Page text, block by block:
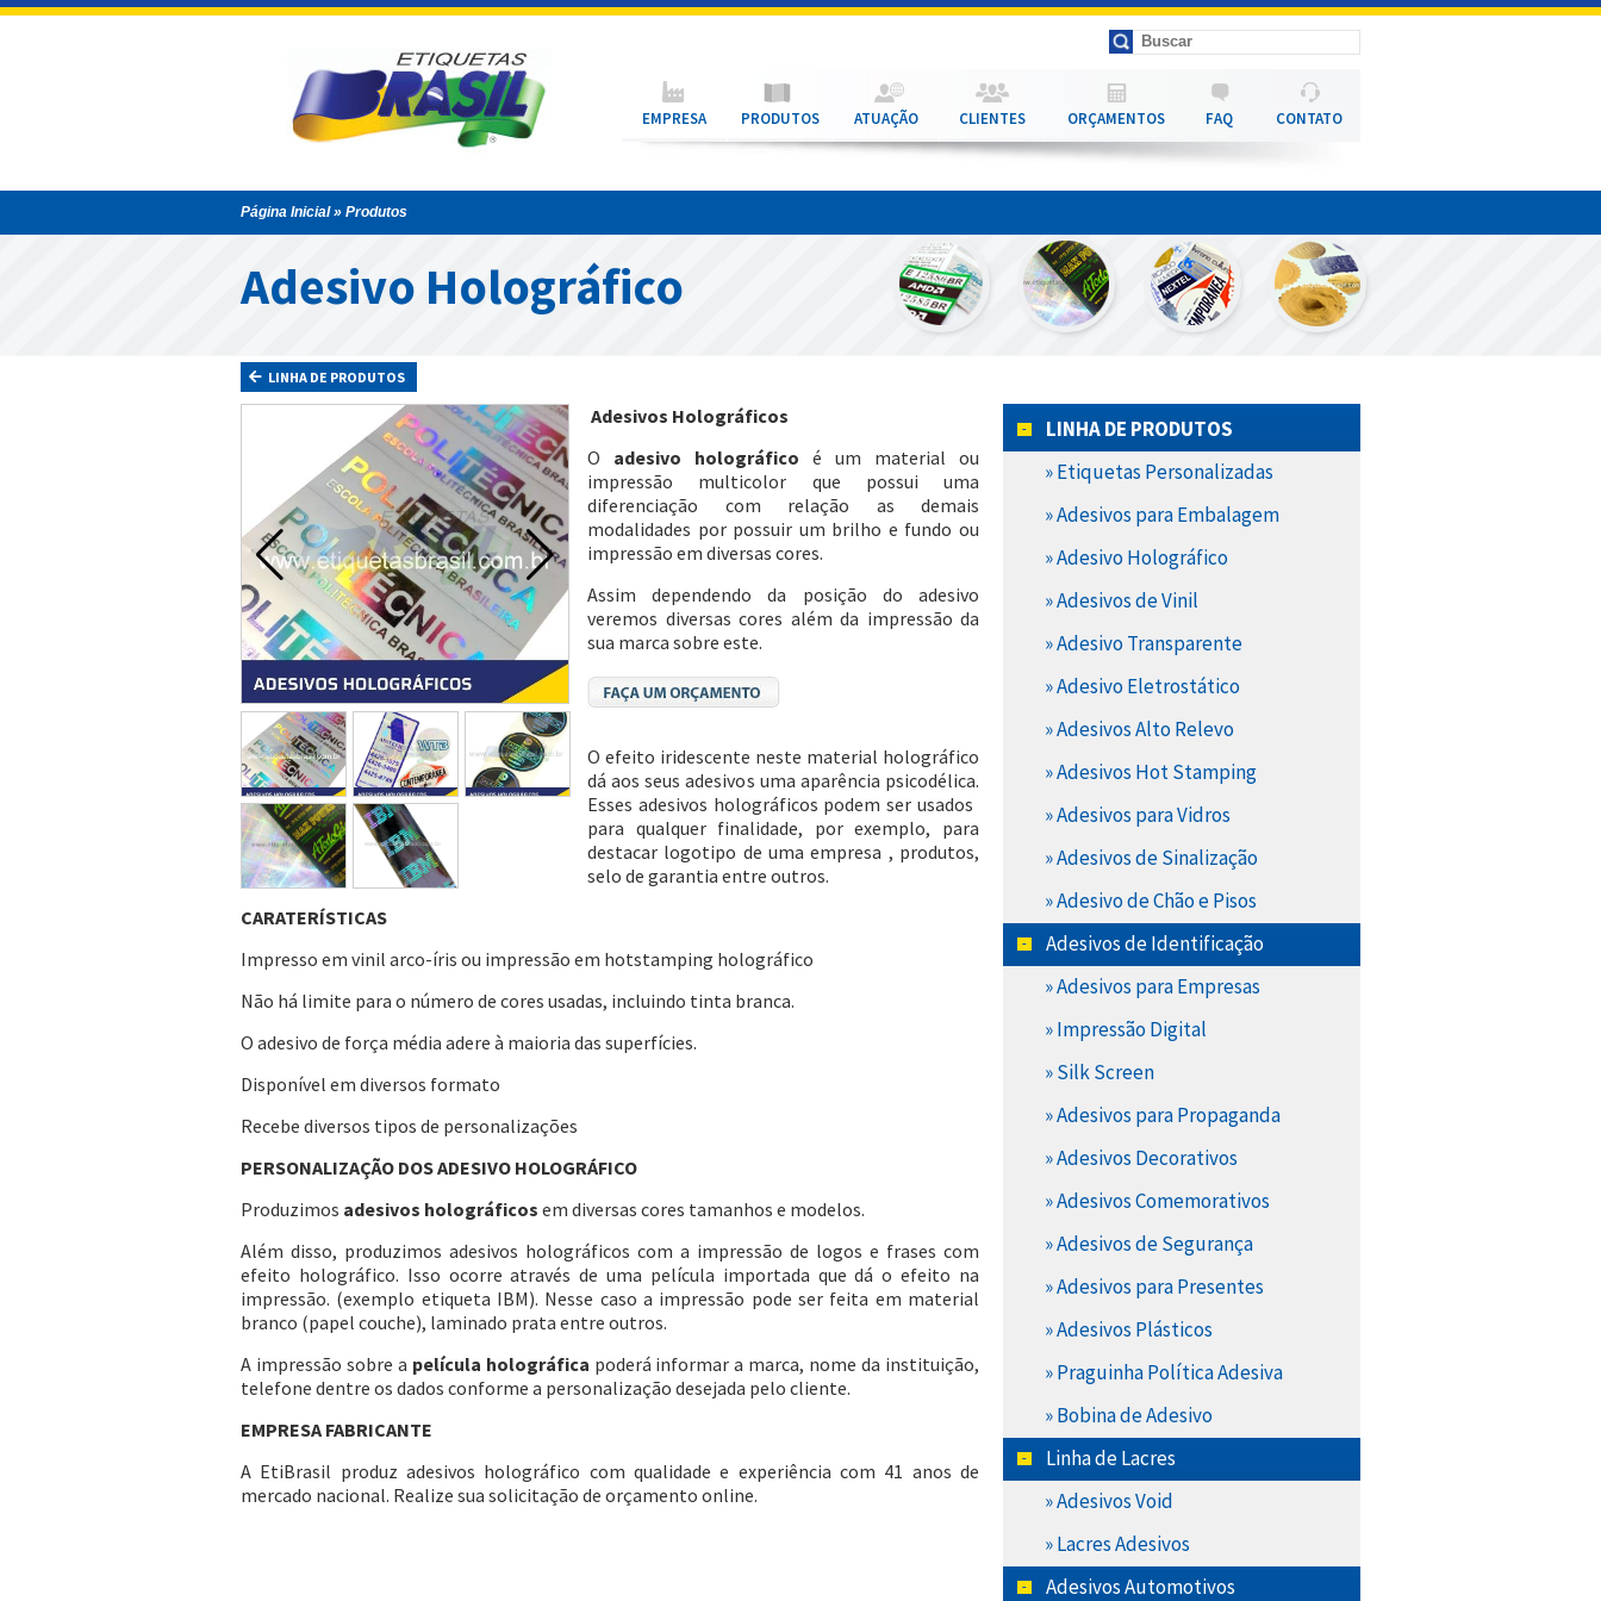
EMPRESA PRODUTOS ATUAÇÃO CLIENTES ORÇAMENTOS FAQ CONTATO
Página Inicial» Produtos
Adesivo Holográfico
LINHA DE PRODUTOS
Adesivos Holográficos
O adesivo holográfico é um material ou
impressão multicolor que possui uma
diferenciação com relação as demais
modalidades por possuir um brilho e fundo ou
impressão em diversas cores.
Assim dependendo da posição do adesivo
veremos diversas cores além da impressão da
sua marca sobre este.
O efeito iridescente neste material holográfico
dá aos seus adesivos uma aparência psicodélica.
Esses adesivos holográficos podem ser usados ​​
para qualquer finalidade, por exemplo, para
destacar logotipo de uma empresa , produtos,
selo de garantia entre outros.
CARATERÍSTICAS
Impresso em vinil arco-íris ou impressão em hotstamping holográfico
Não há limite para o número de cores usadas, incluindo tinta branca.
O adesivo de força média adere à maioria das superfícies.
Disponível em diversos formato
Recebe diversos tipos de personalizações
PERSONALIZAÇÃO DOS ADESIVO HOLOGRÁFICO
Produzimos adesivos holográficos em diversas cores tamanhos e modelos.
Além disso, produzimos adesivos holográficos com a impressão de logos e frases com
efeito holográfico. Isso ocorre através de uma película importada que dá o efeito na
impressão. (exemplo etiqueta IBM). Nesse caso a impressão pode ser feita em material
branco (papel couche), laminado prata entre outros.
A impressão sobre a película holográfica poderá informar a marca, nome da instituição,
telefone dentre os dados conforme a personalização desejada pelo cliente.
EMPRESA FABRICANTE
A EtiBrasil produz adesivos holográfico com qualidade e experiência com 41 anos de
mercado nacional. Realize sua solicitação de orçamento online.
LINHA DE PRODUTOS
» Etiquetas Personalizadas
» Adesivos para Embalagem
» Adesivo Holográfico
» Adesivos de Vinil
» Adesivo Transparente
» Adesivo Eletrostático
» Adesivos Alto Relevo
» Adesivos Hot Stamping
» Adesivos para Vidros
» Adesivos de Sinalização
» Adesivo de Chão e Pisos
Adesivos de Identificação
» Adesivos para Empresas
» Impressão Digital
» Silk Screen
» Adesivos para Propaganda
» Adesivos Decorativos
» Adesivos Comemorativos
» Adesivos de Segurança
» Adesivos para Presentes
» Adesivos Plásticos
» Praguinha Política Adesiva
» Bobina de Adesivo
Linha de Lacres
» Adesivos Void
» Lacres Adesivos
Adesivos Automotivos